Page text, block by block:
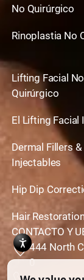
No Quirúrgico
Rinoplastia No
Lifting Facial No
Quirúrgico
El Lifting Facial
Dermal Fillers &
Injectables
Hip Dip
Hair
CONTACTO Y
444 North
0